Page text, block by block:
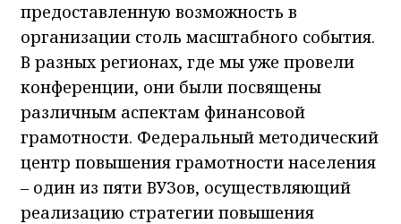
предоставленную возможность в
организации столь масштабного события.
В разных регионах, где мы уже провели
конференции, они были посвящены
различным аспектам финансовой
грамотности. Федеральный методический
центр повышения грамотности населения
– один из пяти ВУЗов, осуществляющий
реализацию стратегии повышения